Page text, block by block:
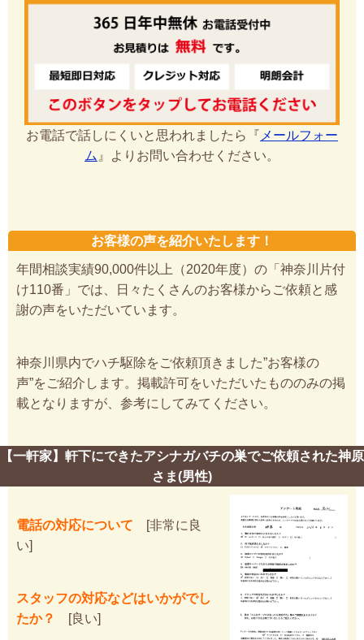
お電話で話しにくいと思われましたら『 メールフォー
ム 』よりお問い合わせください。
お客様の声を紹介いたします！
年間相談実績90,000件以上（2020年度）の「神奈川片付
け110番」では、日々たくさんのお客様からご依頼と感
謝の声をいただいています。
神奈川県内でハチ駆除をご依頼頂きました”お客様の
声”をご紹介します。掲載許可をいただいたもののみの掲
載となりますが、参考にしてみてください。
【一軒家】軒下にできたアシナガバチの巣でご依頼された神原
さま(男性)
電話の対応について [非常に良
い]
スタッフの対応などはいかがでし
たか？
[良い]